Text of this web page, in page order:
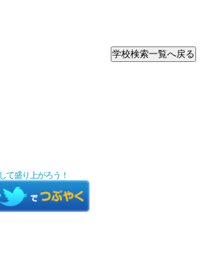
て盛り上がろう！